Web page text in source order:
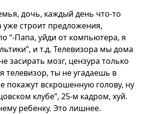
дочь, каждый день что-то
уже строит предложения,
“-Папа, уйди от компьютера, я
и т.д. Телевизора мы дома
засирать мозг, цензура только
телевизор, ты не угадаешь в
покажут вскрошенную голову, ну
клубе”, 25-м кадром, хуй.
ребенку. Это лишнее.